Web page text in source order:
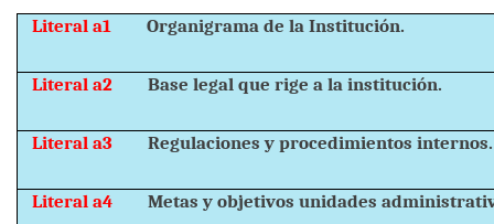
Literal a1 Organigrama de la Institución.
Literal a2 Base legal que rige a la institución.
Literal a3 Regulaciones y procedimientos internos.
Literal a4 Metas y objetivos unidades